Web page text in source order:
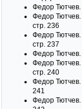
Федор Тютчев.
Федор Тютчев.
стр. 236
Федор Тютчев.
стр. 237
Федор Тютчев.
Федор Тютчев.
стр. 240
Федор Тютчев.
241
Федор Тютчев.